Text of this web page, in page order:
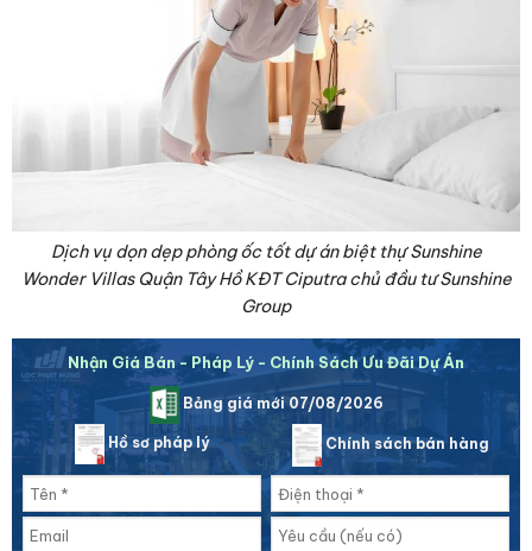
Dịch vụ dọn dẹp phòng ốc tốt dự án biệt thự Sunshine
Wonder Villas Quận Tây Hồ KĐT Ciputra chủ đầu tư Sunshine
Group
Nhận Giá Bán - Pháp Lý - Chính Sách Ưu Đãi Dự Án
Bảng giá mới 07/08/2026
Hồ sơ pháp lý Chính sách bán hàng